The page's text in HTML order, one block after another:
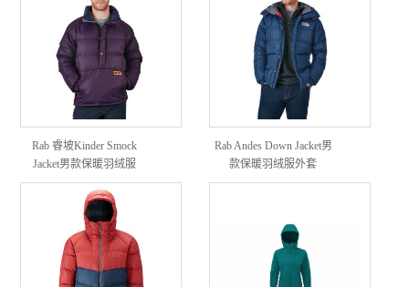
Rab 睿坡Kinder Smock
Jacket男款保暖羽绒服
Rab Andes Down Jacket男
款保暖羽绒服外套